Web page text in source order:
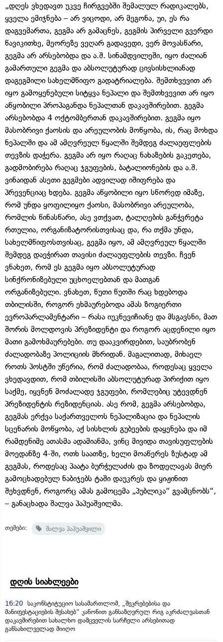
„დღეს ვხედავთ უკვე ჩირგვებში შემალულ რადიკალებს,
ყველა ემიჯნება – არ ვიცოდი, არ მეგონა, უი, ეს რა
დაგვემართა, გეგმა არ გამაცნეს, გეგმის პირველი გვერდი
წავიკითხე, მეორეზე ვეღარ გადავედი, ვერ მოვასწარი,
გეგმა არ არსებობდა და ა.შ. სინამდვილეში, იყო ძალიან
გამართული გეგმა და აბსოლუტურად ცივსისხლიანად
დაგეგმილი სახელმწიფო გადატრიალება. შემთხვევით არ
იყო გამოყენებული სიტყვა ნეპალი და შემთხვევით არ იყო
აწყობილი პროპაგანდა ნეპალთან დაკავშირებით. გეგმა
არსებობდა 4 ოქტომბერთან დაკავშირებით. გეგმა იყო
მასობრივი ქაოსის და არეულობის მოწყობა, ის, რაც მოხდა
ნეპალში და ამ ამღვრეულ წყალში შემდეგ ძალაუფლების
თევზის დაჭერა. გეგმა არ იყო რაღაც ნახაზების გაკეთება,
გადმობირება რაღაც ჯგუფების, ბატალიონების და ა.შ.
ვინაიდან ასეთი გეგმები ადვილად იშიფრება და
პრევენციაც ხდება. გეგმა აწყობილი იყო სწორედ იმაზე,
რომ უნდა ყოფილიყო ქაოსი, მასობრივი არეულობა,
რომლის წინასწარი, ასე ვთქვათ, ტალღების განჭვრეტა
რთულია, ორგანიზატორისთვისაც და, რა თქმა უნდა,
სახელმწიფოსთვისაც, გეგმა იყო, ამ ამღვრეულ წყალში
შემდეგ დაეჭირათ თავისი ძალაუფლების თევზი. ჩვენ
ვნახეთ, რომ ეს გეგმა იყო აბსოლუტურად
სინქრონიზებული უცხოელებთან და მათგან
ორგანიზებული. ვნახეთ, წუთი წუთში რაც ხდებოდა
თბილისში, როგორ ეხმაურებოდა ამას ზოგიერთი
ევროპარლამენტარი – რასა იუკნევიჩიანე და მსგავსნი, მათ
შორის მოლდოვის პრეზიდენტი და როგორ აცდენილი იყო
მათი გამოხმაურებები. თუ დააკვირდებით, საუბრობენ
ძალადობაზე პოლიციის მხრიდან. მაგალითად, მიხაელ
როთს პოსტში უწერია, რომ ძალადობაა, როდესაც ყველა
ვხედავდით, რომ თბილისში აბსოლუტურად პირიქით იყო
საქმე, იყვნენ მოძალადე ჯგუფები, რომლებიც უტევდნენ
პრეზიდენტის რეზიდენციას. ასე რომ, გეგმა არსებობდა,
გეგმას ერქვა საქართველოს ნეპალიზაცია და ნეპალის
სცენარის მოწყობა, აქ სისხლის გუბეების დაყენება და იმ
რამდენიმე ათასმა ადამიანმა, ვინც მივიდა თავისუფლების
მოედანზე 4-ში, ოთხ საათზე, ხელი მოაწერეს ზუსტად ამ
გეგმას, როდესაც პაატა ბურჭულაძის და ზოდელავას მიერ
გამოცხადებულ ნაბიჯებს ტაში დაუკრეს და ყიჟინით
შეხვდნენ, როგორც ამას გამოცემა „პუბლიკა“ გვამცნობს“,
– განაცხადა შალვა პაპუაშვილმა.
თემები: შალვა პაპუაშვილი
დღის სიახლეები
16:20 საკონსტიტუციო სასამართლომ, „შეკრებებისა და
მანიფესტაციების შესახებ“ კანონით განსაზღვრულ რიგ აკრძალვასთან
დაკავშირებით სახალხო დამცველის სარჩელი არსებითად
განსახილველად მიიღო